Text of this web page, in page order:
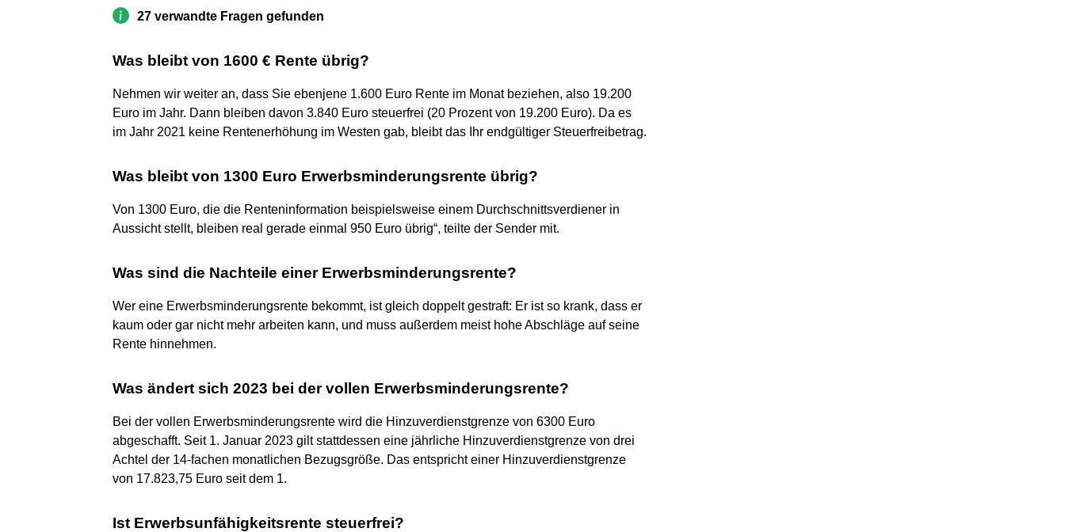
27 verwandte Fragen gefunden
Was bleibt von 1600 € Rente übrig?
Nehmen wir weiter an, dass Sie ebenjene 1.600 Euro Rente im Monat beziehen, also 19.200
Euro im Jahr. Dann bleiben davon 3.840 Euro steuerfrei (20 Prozent von 19.200 Euro). Da es
im Jahr 2021 keine Rentenerhöhung im Westen gab, bleibt das Ihr endgültiger Steuerfreibetrag.
Was bleibt von 1300 Euro Erwerbsminderungsrente übrig?
Von 1300 Euro, die die Renteninformation beispielsweise einem Durchschnittsverdiener in
Aussicht stellt, bleiben real gerade einmal 950 Euro übrig“, teilte der Sender mit.
Was sind die Nachteile einer Erwerbsminderungsrente?
Wer eine Erwerbsminderungsrente bekommt, ist gleich doppelt gestraft: Er ist so krank, dass er
kaum oder gar nicht mehr arbeiten kann, und muss außerdem meist hohe Abschläge auf seine
Rente hinnehmen.
Was ändert sich 2023 bei der vollen Erwerbsminderungsrente?
Bei der vollen Erwerbsminderungsrente wird die Hinzuverdienstgrenze von 6300 Euro
abgeschafft. Seit 1. Januar 2023 gilt stattdessen eine jährliche Hinzuverdienstgrenze von drei
Achtel der 14-fachen monatlichen Bezugsgröße. Das entspricht einer Hinzuverdienstgrenze
von 17.823,75 Euro seit dem 1.
Ist Erwerbsunfähigkeitsrente steuerfrei?